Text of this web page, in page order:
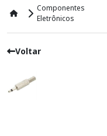
Componentes
Eletrônicos
Voltar